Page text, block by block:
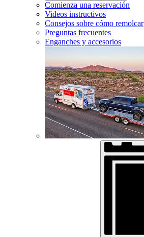
Comienza una reservación
Videos instructivos
Consejos sobre cómo remolcar
Preguntas frecuentes
Enganches y accesorios